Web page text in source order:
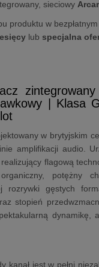
sieciowy
produktu w
lub specjalna
| Klasa
w brytyjskim
amplifikacji audio.
flagową
potężny
gęstych
stopień
dynamikę,
jest w pełni